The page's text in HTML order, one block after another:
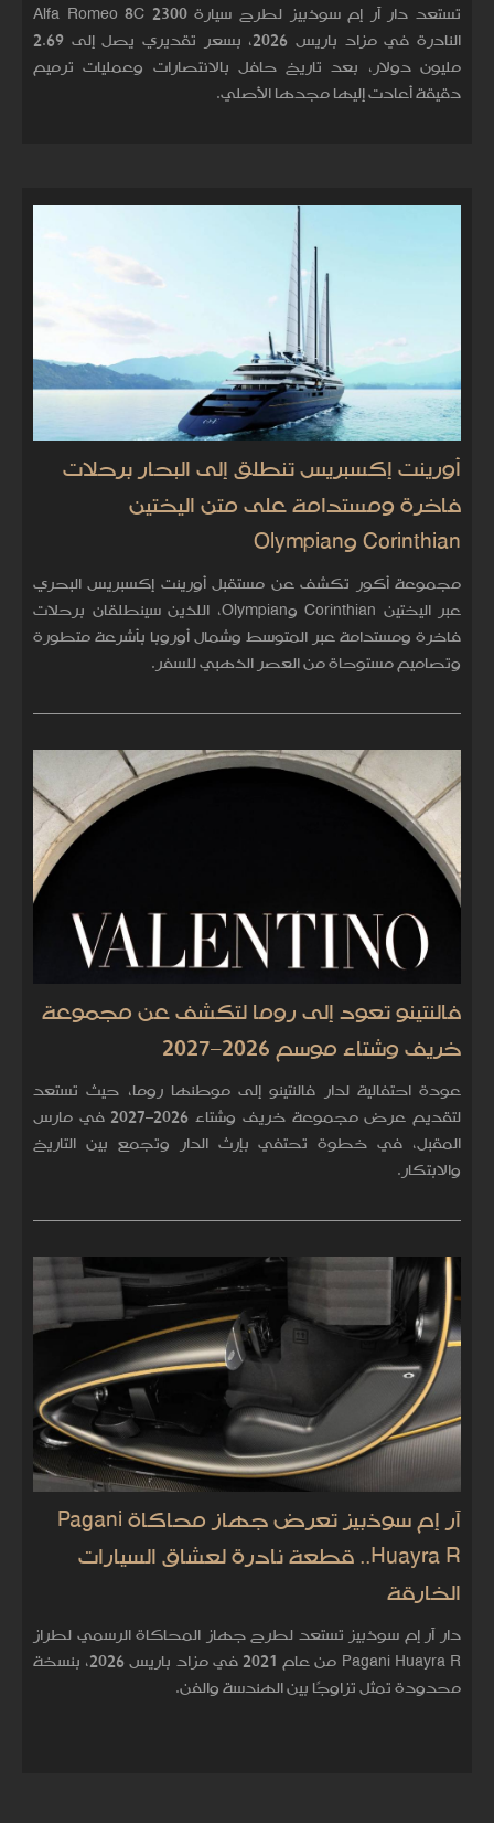
تستعد دار آر إم سوذبيز لطرح سيارة Alfa Romeo 8C 2300
النادرة في مزاد باريس 2026، بسعر تقديري يصل إلى 2.69
مليون دولار، بعد تاريخ حافل بالانتصارات وعمليات ترميم
دقيقة أعادت إليها مجدها الأصلي.
أورينت إكسبريس تنطلق إلى البحار برحلات
فاخرة ومستدامة على متن اليختين
Corinthian وOlympian
مجموعة أكور تكشف عن مستقبل أورينت إكسبريس البحري
عبر اليختين Corinthian وOlympian، اللذين سينطلقان برحلات
فاخرة ومستدامة عبر المتوسط وشمال أوروبا بأشرعة متطورة
وتصاميم مستوحاة من العصر الذهبي للسفر.
فالنتينو تعود إلى روما لتكشف عن مجموعة
خريف وشتاء موسم 2026–2027
عودة احتفالية لدار فالنتينو إلى موطنها روما، حيث تستعد
لتقديم عرض مجموعة خريف وشتاء 2026–2027 في مارس
المقبل، في خطوة تحتفي بإرث الدار وتجمع بين التاريخ
والابتكار.
آر إم سوذبيز تعرض جهاز محاكاة Pagani
Huayra R.. قطعة نادرة لعشاق السيارات
الخارقة
دار آر إم سوذبيز تستعد لطرح جهاز المحاكاة الرسمي لطراز
Pagani Huayra R من عام 2021 في مزاد باريس 2026، بنسخة
محدودة تمثل تزاوجًا بين الهندسة والفن.